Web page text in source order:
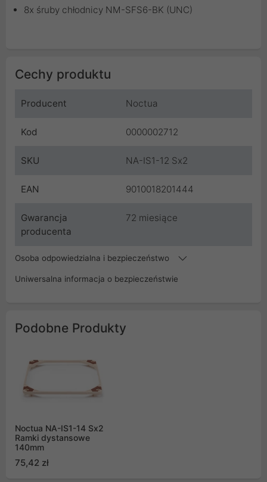
8x śruby chłodnicy NM-SFS6-BK (UNC)
Cechy produktu
Producent Noctua
Kod 0000002712
SKU NA-IS1-12 Sx2
EAN 9010018201444
Gwarancja
producenta
72 miesiące
Osoba odpowiedzialna i bezpieczeństwo
Uniwersalna informacja o bezpieczeństwie
Podobne Produkty
Noctua NA-IS1-14 Sx2
Ramki dystansowe
140mm
75,42 zł